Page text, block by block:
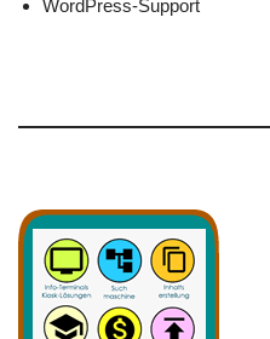
WordPress-Support